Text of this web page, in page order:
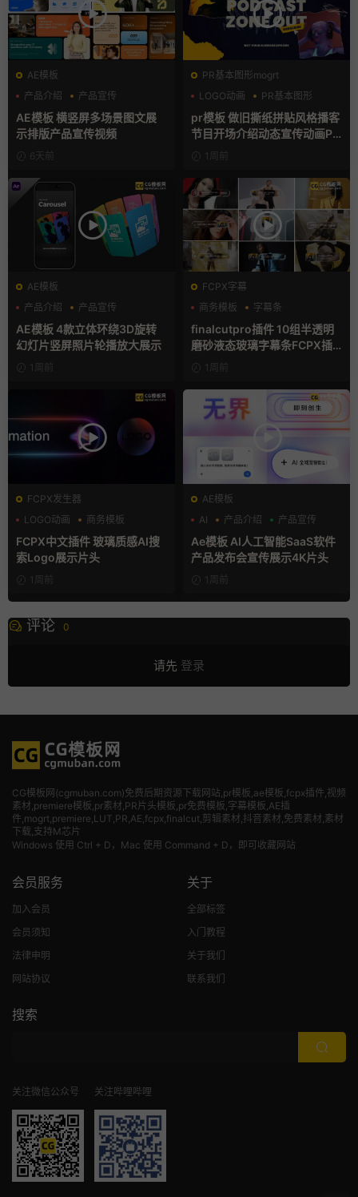
AE模板
产品介绍
产品宣传
产品展示
AE模板 横竖屏多场景图文展
示排版产品宣传视频
6天前
PR基本图形mogrt
LOGO动画
PR基本图形
复古风
pr模板 做旧撕纸拼贴风格播客
节目开场介绍动态宣传动画PR
模版1周前
AE模板
产品介绍
产品宣传
产品展示
AE模板 4款立体环绕3D旋转
幻灯片竖屏照片轮播放大展示
1周前
FCPX字幕
商务模板
字幕条
finalcutpro插件 10组半透明
磨砂液态玻璃字幕条FCPX插
1周前
FCPX发生器
LOGO动画
商务模板
支持Intel+M芯片
FCPX中文插件 玻璃质感AI搜
索Logo展示片头
1周前
AE模板
AI
产品介绍 产品宣传
Ae模板 AI人工智能SaaS软件
产品发布会宣传展示4K片头
1周前
评论 0
请先 登录
CG模板网(cgmuban.com)免费后期资源下载网站,pr模板,ae模板,fcpx插件,视频
素材 ,premiere模板,pr素材,PR片头模板,pr免费模板,字幕模板,AE插
件,mogrt,premiere,LUT,PR,AE,fcpx,finalcut,剪辑素材,抖音素材,免费素材,素材
下载,支持M芯片
Windows 使用 Ctrl + D，Mac 使用 Command + D，即可收藏网站
会员服务
加入会员
会员须知
法律申明
网站协议
关于
全部标签
入门教程
关于我们
联系我们
搜索
关注微信公众号 关注哔哩哔哩